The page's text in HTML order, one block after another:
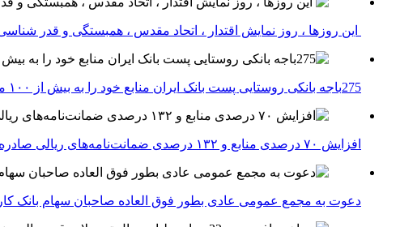
این روزها ، روز نمایش اقتدار ، اتحاد مقدس ، همبستگی و قدر
275باجه بانکی روستایی پست بانک ایران منابع خود را به بیش از ۱۰۰ میلیارد ریال افزایش دادند
افزایش ۷۰ درصدی منابع و ۱۳۲ درصدی ضمانت‌نامه‌های ریالی صادره پست بانک ایران در چهارماهه اول سال 1405
دعوت به مجمع عمومی عادی بطور فوق العاده صاحبان سهام بانک